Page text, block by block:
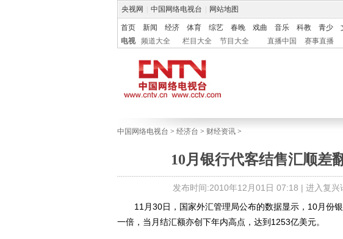
央视网 中国网络电视台 网站地图
首页 新闻 经济 体育 综艺 春晚 戏曲 音乐 科教 青少
电视
频道大全 栏目大全 节目大全 直播中国 赛事直播
中国网络电视台 > 经济台 > 财经资讯 >
10月银行代客结售汇顺差
发布时间:2010年12月01日 07:18 | 进入复兴
11月30日，国家外汇管理局公布的数据显示，10月份银
一倍，当月结汇额亦创下年内高点，达到1253亿美元。